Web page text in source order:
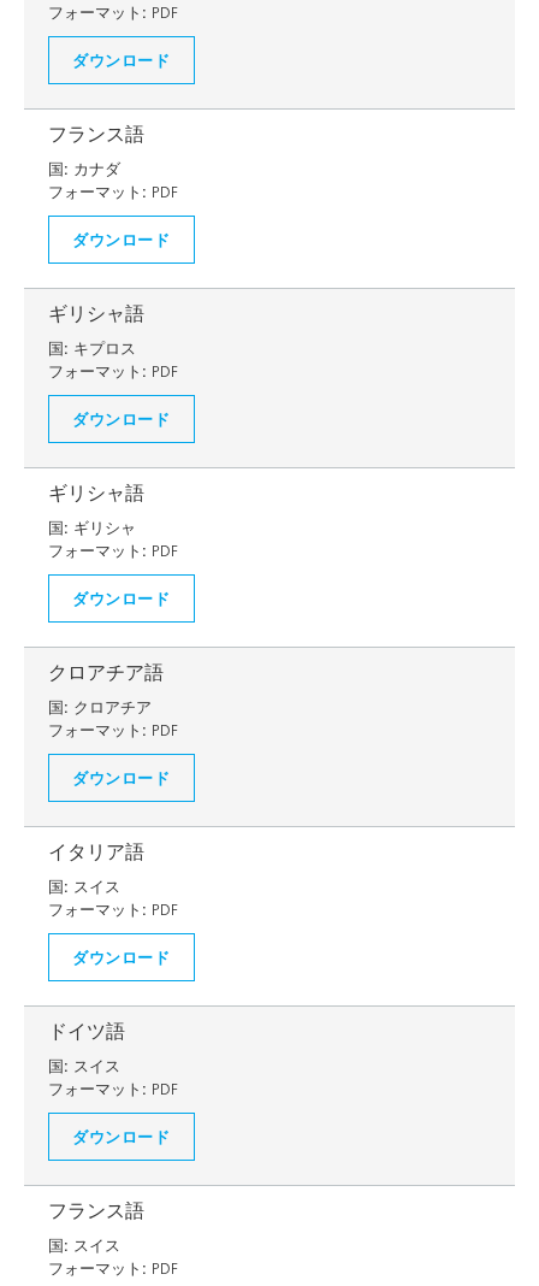
フォーマット: PDF
ダウンロード
フランス語
国: カナダ
フォーマット: PDF
ダウンロード
ギリシャ語
国: キプロス
フォーマット: PDF
ダウンロード
ギリシャ語
国: ギリシャ
フォーマット: PDF
ダウンロード
クロアチア語
国: クロアチア
フォーマット: PDF
ダウンロード
イタリア語
国: スイス
フォーマット: PDF
ダウンロード
ドイツ語
国: スイス
フォーマット: PDF
ダウンロード
フランス語
国: スイス
フォーマット: PDF